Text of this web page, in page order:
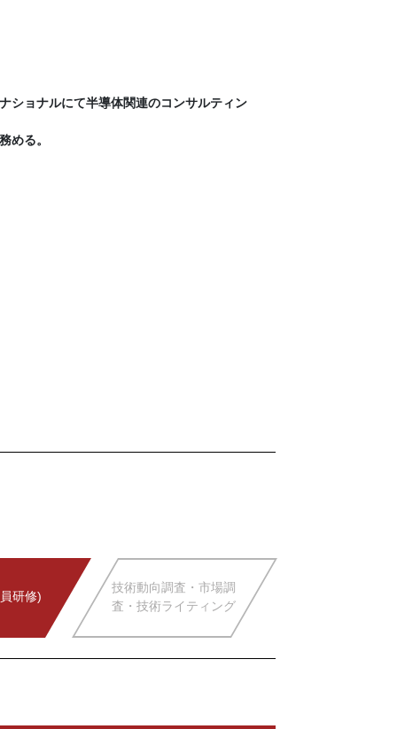
ショナルにて半導体関連のコンサルティン
める。
研修)
技術動向調査・市場調
査・技術ライティング